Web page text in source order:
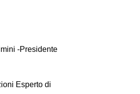
-Presidente
Esperto di